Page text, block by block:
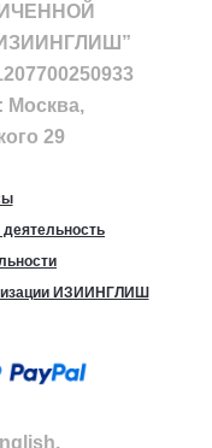
Москва,
29
ИЗИИНГЛИШ